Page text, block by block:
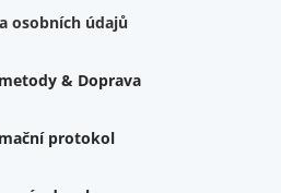
osobních údajů
& Doprava
protokol